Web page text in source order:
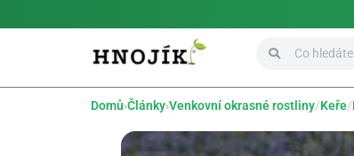
Domů›Články›Venkovní okrasné rostliny/Keře/